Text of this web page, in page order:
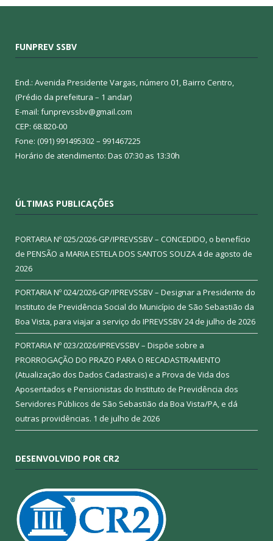
FUNPREV SSBV
End.: Avenida Presidente Vargas, número 01, Bairro Centro,
(Prédio da prefeitura – 1 andar)
E-mail: funprevssbv@gmail.com
CEP: 68.820-00
Fone: (091) 991495302 – 991467225
Horário de atendimento: Das 07:30 as 13:30h
ÚLTIMAS PUBLICAÇÕES
PORTARIA Nº 025/2026-GP/IPREVSSBV – CONCEDIDO, o benefício
de PENSÃO a MARIA ESTELA DOS SANTOS SOUZA4 de agosto de
2026
PORTARIA Nº 024/2026-GP/IPREVSSBV – Designar a Presidente do
Instituto de Previdência Social do Município de São Sebastião da
Boa Vista, para viajar a serviço do IPREVSSBV24 de julho de 2026
PORTARIA Nº 023/2026/IPREVSSBV – Dispõe sobre a
PRORROGAÇÃO DO PRAZO PARA O RECADASTRAMENTO
(Atualização dos Dados Cadastrais) e a Prova de Vida dos
Aposentados e Pensionistas do Instituto de Previdência dos
Servidores Públicos de São Sebastião da Boa Vista/PA, e dá
outras providências. 1 de julho de 2026
DESENVOLVIDO POR CR2